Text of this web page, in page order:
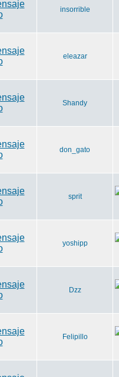
insorrible
eleazar
Shandy
don_gato
sprit
yoshipp
Dzz
Felipillo